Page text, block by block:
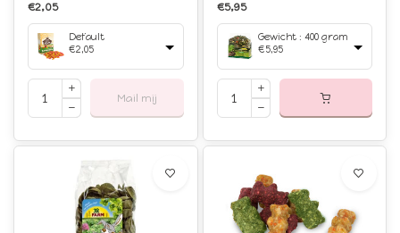
€2,05
Default
€2,05
Mail mij
€5,95
Gewicht : 400 gram
€5,95